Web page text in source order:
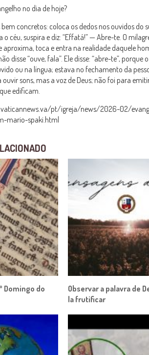
no dia de hoje?
bem concretos: coloca os dedos nos ouvidos do
o céu, suspira e diz: “Effatá!” — Abre-te. O
aproxima, toca e entra na realidade daquele
disse “ouve, fala”. Ele disse: “abre-te”, porque
ou na língua; estava no fechamento da
sons, mas a voz de Deus; não foi para
edificam.
pt/igreja/news/2026-02/
mario-spaki.html
Domingo do
Observar a palavra de
la frutificar